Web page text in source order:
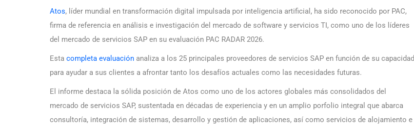
Atos, líder mundial en transformación digital impulsada por inteligencia artificial, ha sido reconocido por PAC,
firma de referencia en análisis e investigación del mercado de software y servicios TI, como uno de los líderes
del mercado de servicios SAP en su evaluación PAC RADAR 2026.
Esta completa evaluación analiza a los 25 principales proveedores de servicios SAP en función de su capacidad
para ayudar a sus clientes a afrontar tanto los desafíos actuales como las necesidades futuras.
El informe destaca la sólida posición de Atos como uno de los actores globales más consolidados del
mercado de servicios SAP, sustentada en décadas de experiencia y en un amplio porfolio integral que abarca
consultoría, integración de sistemas, desarrollo y gestión de aplicaciones, así como servicios de alojamiento e